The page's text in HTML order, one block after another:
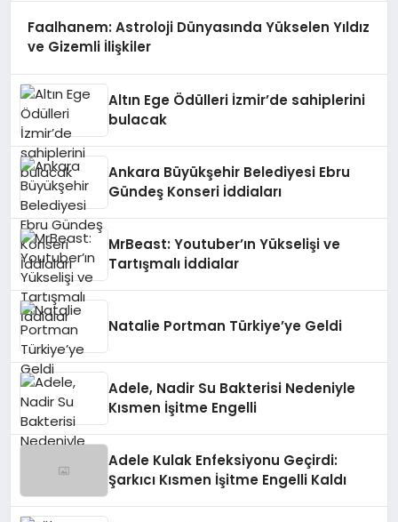
Faalhanem: Astroloji Dünyasında Yükselen Yıldız
ve Gizemli İlişkiler
Altın Ege Ödülleri İzmir’de sahiplerini
bulacak
Ankara Büyükşehir Belediyesi Ebru
Gündeş Konseri İddiaları
MrBeast: Youtuber’ın Yükselişi ve
Tartışmalı İddialar
Natalie Portman Türkiye’ye Geldi
Adele, Nadir Su Bakterisi Nedeniyle
Kısmen İşitme Engelli
Adele Kulak Enfeksiyonu Geçirdi:
Şarkıcı Kısmen İşitme Engelli Kaldı